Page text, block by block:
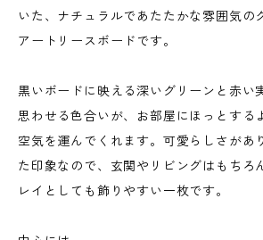
いた、ナチュラルであたたかな雰囲気の
アートリースボードです。
黒いボードに映える深いグリーンと赤い
思わせる色合いが、お部屋にほっとする
空気を運んでくれます。可愛らしさがあ
た印象なので、玄関やリビングはもちろ
レイとしても飾りやすい一枚です。